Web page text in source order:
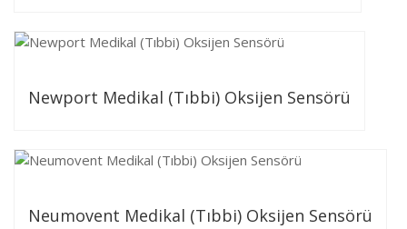
Newport Medikal (Tıbbi) Oksijen Sensörü
Neumovent Medikal (Tıbbi) Oksijen Sensörü